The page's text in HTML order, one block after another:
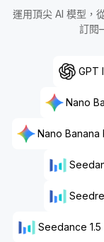
運用頂尖 AI 模型，
訂閱
GPT
Nano
Nano Banana
Seedance 1.5